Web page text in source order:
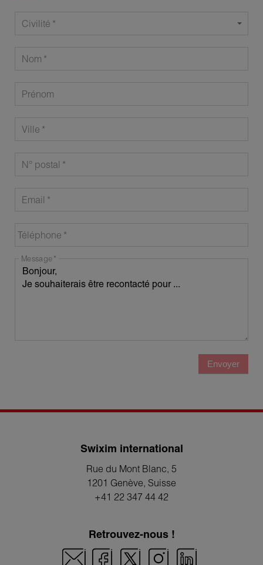
Civilité
Nom
Prénom
Ville
N° postal
Email
Téléphone
Message
Envoyer
Swixim international
Rue du Mont Blanc, 5
1201 Genève, Suisse
+41 22 347 44 42
Retrouvez-nous !